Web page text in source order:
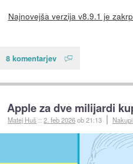
Najnovejša verzija v8.9.1 je
8 komentarjev
Apple za dve milijardi
Matej Huš ::2. feb 2026ob 21:13